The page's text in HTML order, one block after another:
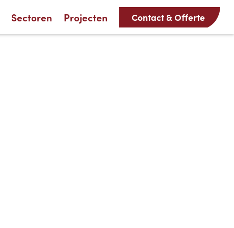
Sectoren Projecten Contact & Offerte